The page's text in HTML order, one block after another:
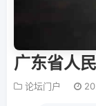
广东省人
论坛门户